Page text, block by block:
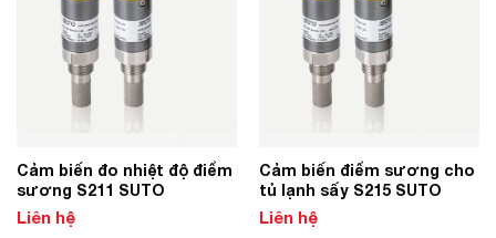
Cảm biến đo nhiệt độ điểm
sương S211 SUTO
Liên hệ
Cảm biến điểm sương cho
tủ lạnh sấy S215 SUTO
Liên hệ